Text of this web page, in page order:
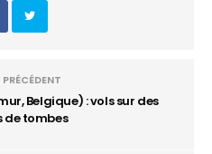
Belgique) : vols sur des
de tombes